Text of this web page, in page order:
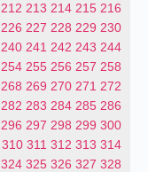
212 213 214 215 216
226 227 228 229 230
240 241 242 243 244
254 255 256 257 258
268 269 270 271 272
282 283 284 285 286
296 297 298 299 300
310 311 312 313 314
324 325 326 327 328